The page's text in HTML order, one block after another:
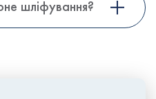
шліфування?